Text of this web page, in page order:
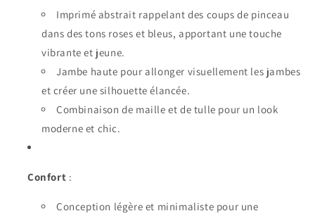
Imprimé abstrait rappelant des coups de pinceau
dans des tons roses et bleus, apportant une touche
vibrante et jeune.
Jambe haute pour allonger visuellement les jambes
et créer une silhouette élancée.
Combinaison de maille et de tulle pour un look
moderne et chic.
Confort :
Conception légère et minimaliste pour une